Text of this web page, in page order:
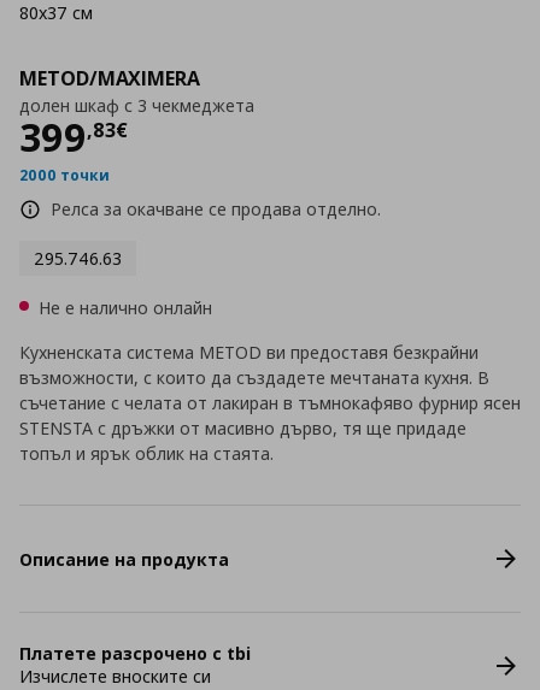
METOD/MAXIMERA
долен шкаф с 3 чекмеджета
399,83€
Цена
2000 точки
Релса за окачване се продава отделно.
295.746.63
80x37 см
Не е налично онлайн
Кухненската система METOD ви предоставя безкрайни
възможности, с които да създадете мечтаната кухня. В
съчетание с челата от лакиран в тъмнокафяво фурнир ясен
STENSTA с дръжки от масивно дърво, тя ще придаде
топъл и ярък облик на стаята.
Описание на продукта
Платете разсрочено с tbi
Изчислете вноските си